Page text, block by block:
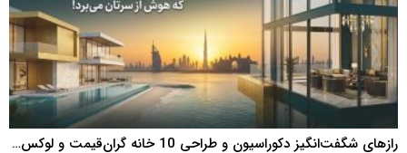
رازهای شگفت‌انگیز دکوراسیون و طراحی 10 خانه گران‌قیمت و لوکس دبی که هوش از سرتان می‌برد!